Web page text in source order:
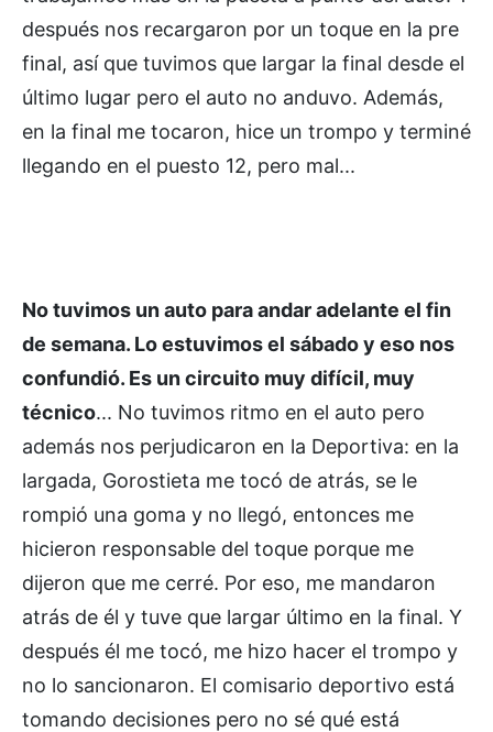
después nos recargaron por un toque en la pre
final, así que tuvimos que largar la final desde el
último lugar pero el auto no anduvo. Además,
en la final me tocaron, hice un trompo y terminé
llegando en el puesto 12, pero mal...
No tuvimos un auto para andar adelante el fin
de semana. Lo estuvimos el sábado y eso nos
confundió. Es un circuito muy difícil, muy
técnico... No tuvimos ritmo en el auto pero
además nos perjudicaron en la Deportiva: en la
largada, Gorostieta me tocó de atrás, se le
rompió una goma y no llegó, entonces me
hicieron responsable del toque porque me
dijeron que me cerré. Por eso, me mandaron
atrás de él y tuve que largar último en la final. Y
después él me tocó, me hizo hacer el trompo y
no lo sancionaron. El comisario deportivo está
tomando decisiones pero no sé qué está